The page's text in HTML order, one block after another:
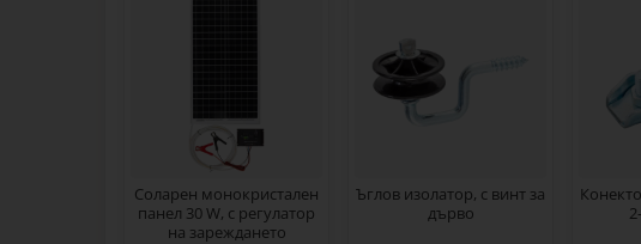
Соларен монокристален
панел 30 W, с регулатор
на зареждането
Ъглов изолатор, с винт за
дърво